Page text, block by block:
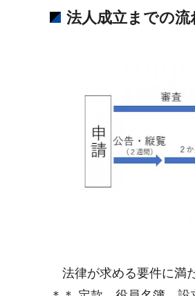
法人成立までの流
法律が求める要件に満